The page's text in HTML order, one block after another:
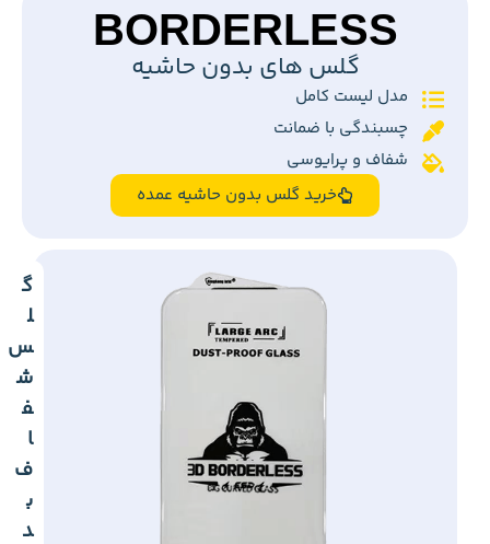
BORDERLESS
گلس های بدون حاشیه
مدل لیست کامل
چسبندگی با ضمانت
شفاف و پرایوسی
خرید گلس بدون حاشیه عمده
گ
ل
س
ش
ف
ا
ف
ب
د